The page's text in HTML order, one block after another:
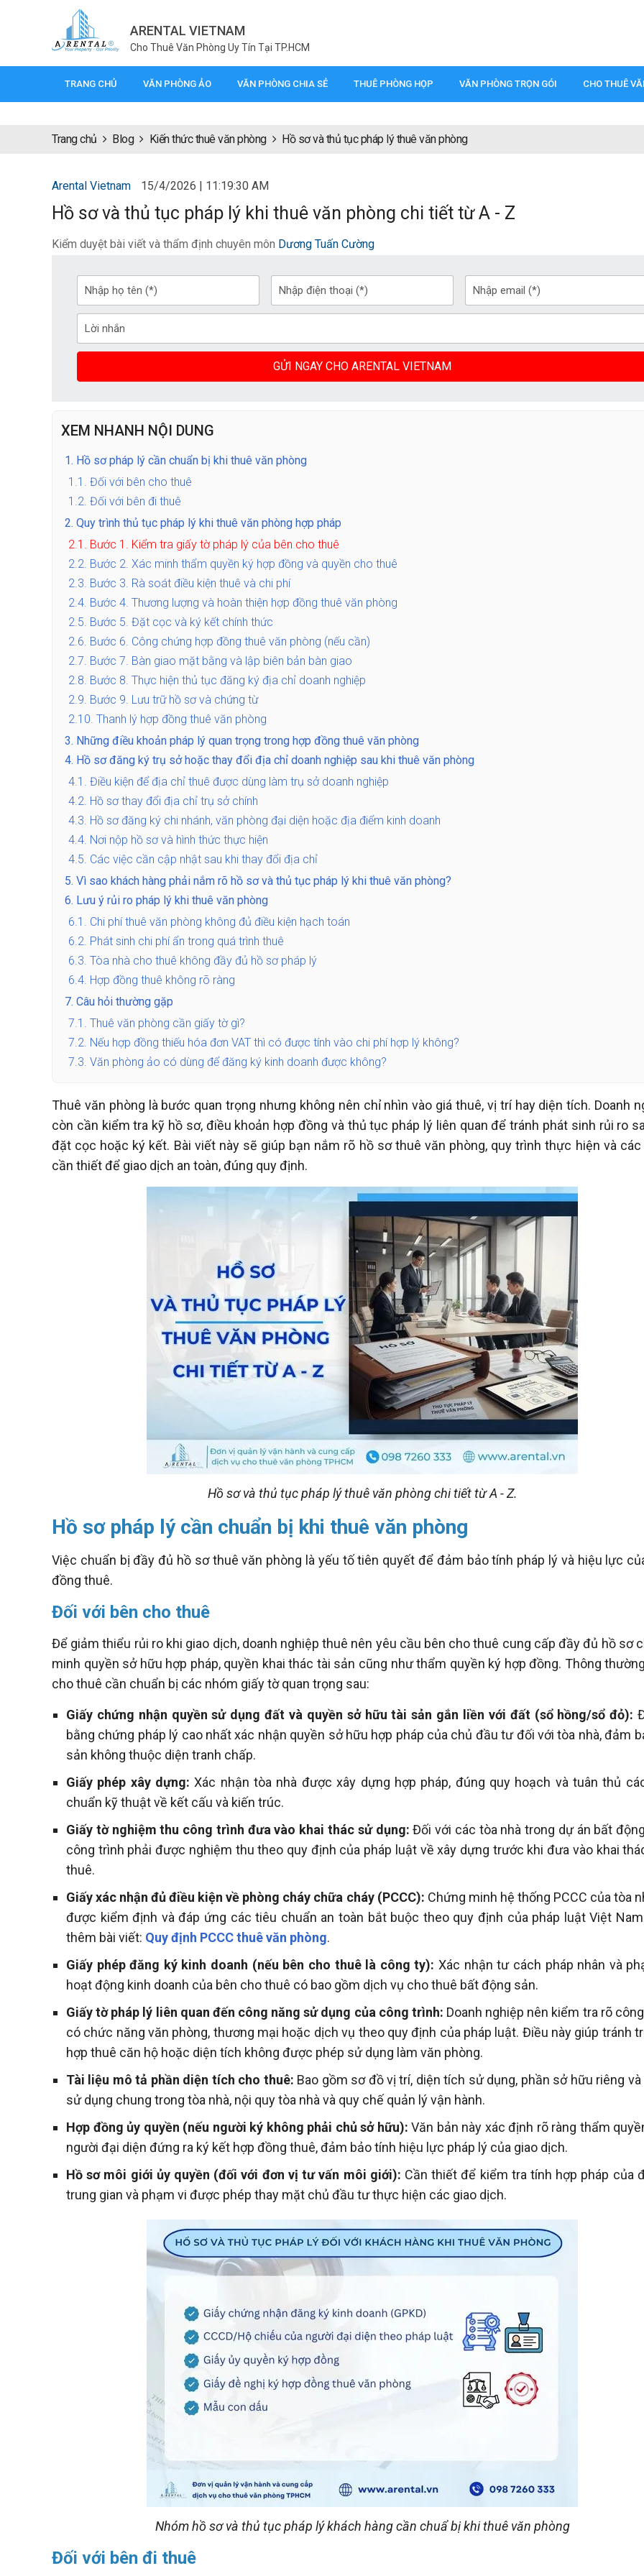
ARENTAL VIETNAM
Cho Thuê Văn Phòng Uy Tín Tại TP.HCM
TRANG CHỦ VĂN PHÒNG ẢO VĂN PHÒNG CHIA SẺ THUÊ PHÒNG HỌP VĂN PHÒNG TRỌN GÓI CHO THUÊ
Trang chủ Blog Kiến thức thuê văn phòng Hồ sơ và thủ tục pháp lý thuê văn phòng
Arental Vietnam 15/4/2026 | 11:19:30 AM
Hồ sơ và thủ tục pháp lý khi thuê văn phòng chi tiết từ A - Z
Kiểm duyệt bài viết và thẩm định chuyên môn Dương Tuấn Cường
XEM NHANH NỘI DUNG
1. Hồ sơ pháp lý cần chuẩn bị khi thuê văn phòng
1.1. Đối với bên cho thuê
1.2. Đối với bên đi thuê
2. Quy trình thủ tục pháp lý khi thuê văn phòng hợp pháp
2.1. Bước 1. Kiểm tra giấy tờ pháp lý của bên cho thuê
2.2. Bước 2. Xác minh thẩm quyền ký hợp đồng và quyền cho thuê
2.3. Bước 3. Rà soát điều kiện thuê và chi phí
2.4. Bước 4. Thương lượng và hoàn thiện hợp đồng thuê văn phòng
2.5. Bước 5. Đặt cọc và ký kết chính thức
2.6. Bước 6. Công chứng hợp đồng thuê văn phòng (nếu cần)
2.7. Bước 7. Bàn giao mặt bằng và lập biên bản bàn giao
2.8. Bước 8. Thực hiện thủ tục đăng ký địa chỉ doanh nghiệp
2.9. Bước 9. Lưu trữ hồ sơ và chứng từ
2.10. Thanh lý hợp đồng thuê văn phòng
3. Những điều khoản pháp lý quan trọng trong hợp đồng thuê văn phòng
4. Hồ sơ đăng ký trụ sở hoặc thay đổi địa chỉ doanh nghiệp sau khi thuê văn phòng
4.1. Điều kiện để địa chỉ thuê được dùng làm trụ sở doanh nghiệp
4.2. Hồ sơ thay đổi địa chỉ trụ sở chính
4.3. Hồ sơ đăng ký chi nhánh, văn phòng đại diện hoặc địa điểm kinh doanh
4.4. Nơi nộp hồ sơ và hình thức thực hiện
4.5. Các việc cần cập nhật sau khi thay đổi địa chỉ
5. Vì sao khách hàng phải nắm rõ hồ sơ và thủ tục pháp lý khi thuê văn phòng?
6. Lưu ý rủi ro pháp lý khi thuê văn phòng
6.1. Chi phí thuê văn phòng không đủ điều kiện hạch toán
6.2. Phát sinh chi phí ẩn trong quá trình thuê
6.3. Tòa nhà cho thuê không đầy đủ hồ sơ pháp lý
6.4. Hợp đồng thuê không rõ ràng
7. Câu hỏi thường gặp
7.1. Thuê văn phòng cần giấy tờ gì?
7.2. Nếu hợp đồng thiếu hóa đơn VAT thì có được tính vào chi phí hợp lý không?
7.3. Văn phòng ảo có dùng để đăng ký kinh doanh được không?
Thuê văn phòng là bước quan trọng nhưng không nên chỉ nhìn vào giá thuê, vị trí hay diện tích. Doanh
còn cần kiểm tra kỹ hồ sơ, điều khoản hợp đồng và thủ tục pháp lý liên quan để tránh phát sinh rủi ro
đặt cọc hoặc ký kết. Bài viết này sẽ giúp bạn nắm rõ hồ sơ thuê văn phòng, quy trình thực hiện và
cần thiết để giao dịch an toàn, đúng quy định.
Hồ sơ và thủ tục pháp lý thuê văn phòng chi tiết từ A - Z.
Hồ sơ pháp lý cần chuẩn bị khi thuê văn phòng
Việc chuẩn bị đầy đủ hồ sơ thuê văn phòng là yếu tố tiên quyết để đảm bảo tính pháp lý và hiệu lực
đồng thuê.
Đối với bên cho thuê
Để giảm thiểu rủi ro khi giao dịch, doanh nghiệp thuê nên yêu cầu bên cho thuê cung cấp đầy đủ hồ sơ
minh quyền sở hữu hợp pháp, quyền khai thác tài sản cũng như thẩm quyền ký hợp đồng. Thông
cho thuê cần chuẩn bị các nhóm giấy tờ quan trọng sau:
Giấy chứng nhận quyền sử dụng đất và quyền sở hữu tài sản gắn liền với đất (sổ hồng/sổ đỏ):
bằng chứng pháp lý cao nhất xác nhận quyền sở hữu hợp pháp của chủ đầu tư đối với tòa nhà, đảm
sản không thuộc diện tranh chấp.
Giấy phép xây dựng: Xác nhận tòa nhà được xây dựng hợp pháp, đúng quy hoạch và tuân thủ
chuẩn kỹ thuật về kết cấu và kiến trúc.
Giấy tờ nghiệm thu công trình đưa vào khai thác sử dụng: Đối với các tòa nhà trong dự án bất
công trình phải được nghiệm thu theo quy định của pháp luật về xây dựng trước khi đưa vào khai
thuê.
Giấy xác nhận đủ điều kiện về phòng cháy chữa cháy (PCCC): Chứng minh hệ thống PCCC của tòa
được kiểm định và đáp ứng các tiêu chuẩn an toàn bắt buộc theo quy định của pháp luật Việt
thêm bài viết: Quy định PCCC thuê văn phòng.
Giấy phép đăng ký kinh doanh (nếu bên cho thuê là công ty): Xác nhận tư cách pháp nhân và
hoạt động kinh doanh của bên cho thuê có bao gồm dịch vụ cho thuê bất động sản.
Giấy tờ pháp lý liên quan đến công năng sử dụng của công trình: Doanh nghiệp nên kiểm tra rõ
có chức năng văn phòng, thương mại hoặc dịch vụ theo quy định của pháp luật. Điều này giúp tránh
hợp thuê căn hộ hoặc diện tích không được phép sử dụng làm văn phòng.
Tài liệu mô tả phần diện tích cho thuê: Bao gồm sơ đồ vị trí, diện tích sử dụng, phần sở hữu riêng và
sử dụng chung trong tòa nhà, nội quy tòa nhà và quy chế quản lý vận hành.
Hợp đồng ủy quyền (nếu người ký không phải chủ sở hữu): Văn bản này xác định rõ ràng thẩm
người đại diện đứng ra ký kết hợp đồng thuê, đảm bảo tính hiệu lực pháp lý của giao dịch.
Hồ sơ môi giới ủy quyền (đối với đơn vị tư vấn môi giới): Cần thiết để kiểm tra tính hợp pháp của
trung gian và phạm vi được phép thay mặt chủ đầu tư thực hiện các giao dịch.
Nhóm hồ sơ và thủ tục pháp lý khách hàng cần chuẩ bị khi thuê văn phòng
Đối với bên đi thuê